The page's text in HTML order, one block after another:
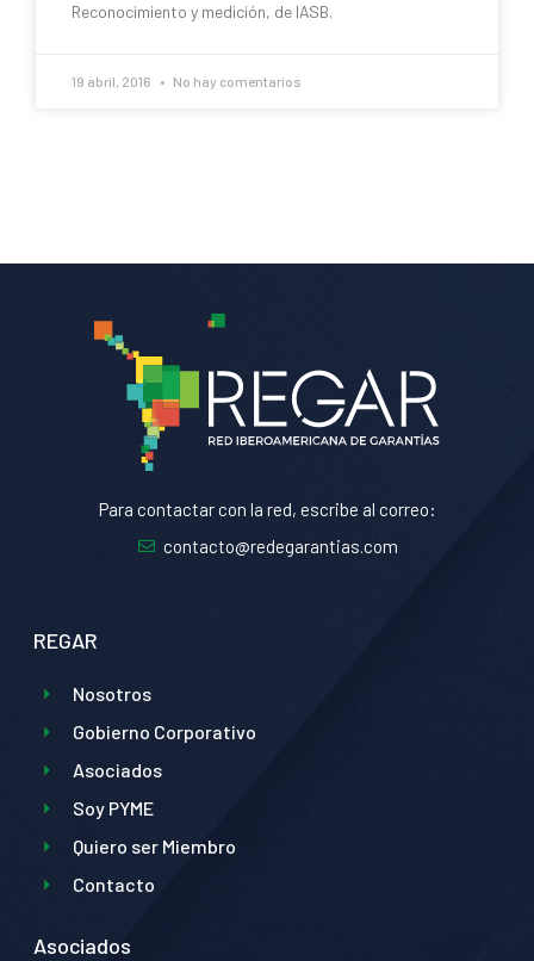
Reconocimiento y medición, de IASB.
19 abril, 2016 No hay comentarios
Para contactar con la red, escribe al correo:
contacto@redegarantias.com
REGAR
Nosotros
Gobierno Corporativo
Asociados
Soy PYME
Quiero ser Miembro
Contacto
Asociados